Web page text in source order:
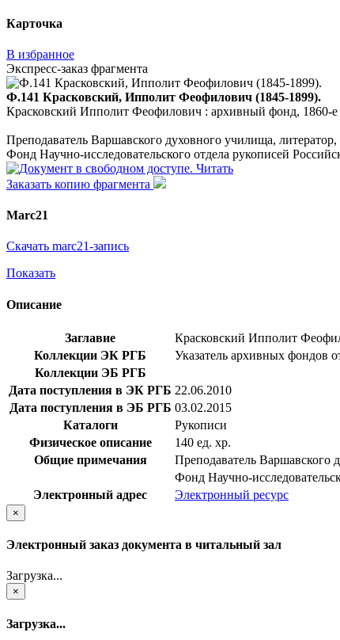
Карточка
В избранное
Экспресс-заказ фрагмента
Ф.141 Красковский, Ипполит Феофилович (1845-1899).
Красковский Ипполит Феофилович : архивный фонд, 1860-е
Преподаватель Варшавского духовного училища,
Фонд Научно-исследовательского отдела рукописей
Читать
Заказать копию фрагмента
Marc21
Скачать marc21-запись
Показать
Описание
Заглавие
Красковский Ипполит
Коллекции ЭК РГБ
Указатель архивных фондов
Коллекции ЭБ РГБ
Дата поступления в ЭК РГБ 22.06.2010
Дата поступления в ЭБ РГБ 03.02.2015
Каталоги
Рукописи
Физическое описание
140 ед. хр.
Общие примечания
Преподаватель Варшавского
Фонд Научно-
Электронный адрес
Электронный ресурс
×
Электронный заказ документа в читальный зал
Загрузка...
×
Загрузка...